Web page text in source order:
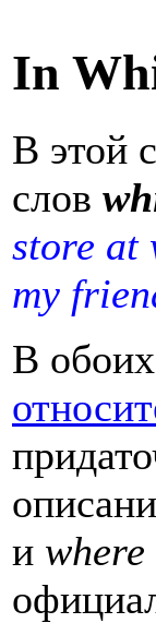
In
В этой
слов
store at
my
В
и where